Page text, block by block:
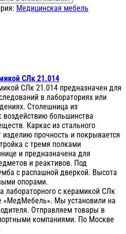
Медицинская мебель
СЛк 21.014
СЛк 21.014 предназначен для
в лабораториях или
Столешница из
воздействию большинства
Каркас из стального
прочность и покрывается
с тремя полками
и предназначена для
и реактивов. Под
с распашной дверкой. Высота
опорами.
лабораторного с керамикой СЛк
«МедМебель». Мы установили на
Отправляем товары в
компаниями. По Москве